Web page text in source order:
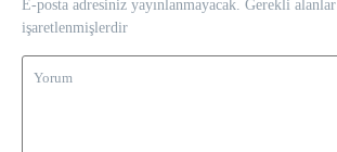
E-posta adresiniz yayınlanmayacak. Gerekli alanlar
işaretlenmişlerdir